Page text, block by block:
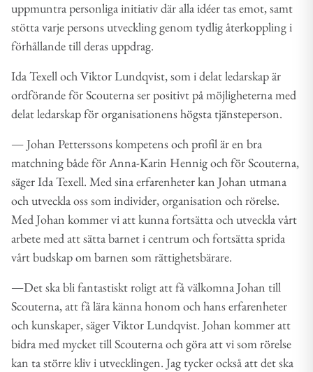
uppmuntra personliga initiativ där alla idéer tas emot, samt
stötta varje persons utveckling genom tydlig återkoppling i
förhållande till deras uppdrag.
Ida Texell och Viktor Lundqvist, som i delat ledarskap är
ordförande för Scouterna ser positivt på möjligheterna med
delat ledarskap för organisationens högsta tjänsteperson.
― Johan Petterssons kompetens och profil är en bra
matchning både för Anna-Karin Hennig och för Scouterna,
säger Ida Texell. Med sina erfarenheter kan Johan utmana
och utveckla oss som individer, organisation och rörelse.
Med Johan kommer vi att kunna fortsätta och utveckla vårt
arbete med att sätta barnet i centrum och fortsätta sprida
vårt budskap om barnen som rättighetsbärare.
―Det ska bli fantastiskt roligt att få välkomna Johan till
Scouterna, att få lära känna honom och hans erfarenheter
och kunskaper, säger Viktor Lundqvist. Johan kommer att
bidra med mycket till Scouterna och göra att vi som rörelse
kan ta större kliv i utvecklingen. Jag tycker också att det ska